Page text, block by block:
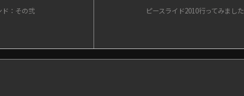
ピースライド2010行ってみました
ド：その弐